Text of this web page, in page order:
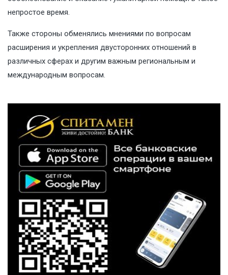
непростое время.
Также стороны обменялись мнениями по вопросам
расширения и укрепления двусторонних отношений в
различных сферах и другим важным региональным и
международным вопросам.